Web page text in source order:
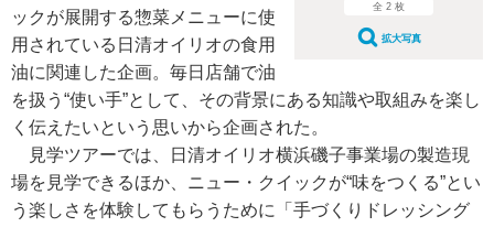
全 2 枚
拡大写真
ックが展開する惣菜メニューに使
用されている日清オイリオの食用
油に関連した企画。毎日店舗で油
を扱う“使い手”として、その背景にある知識や取組みを楽し
く伝えたいという思いから企画された。
見学ツアーでは、日清オイリオ横浜磯子事業場の製造現
場を見学できるほか、ニュー・クイックが“味をつくる”とい
う楽しさを体験してもらうために「手づくりドレッシング